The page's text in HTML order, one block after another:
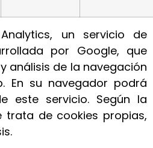
un servicio de
por Google, que
análisis de la navegación
En su navegador podrá
este servicio. Según la
trata de cookies propias,